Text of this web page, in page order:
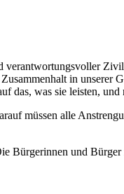
in unserer
das, was sie leisten,
müssen alle
Bürgerinnen und